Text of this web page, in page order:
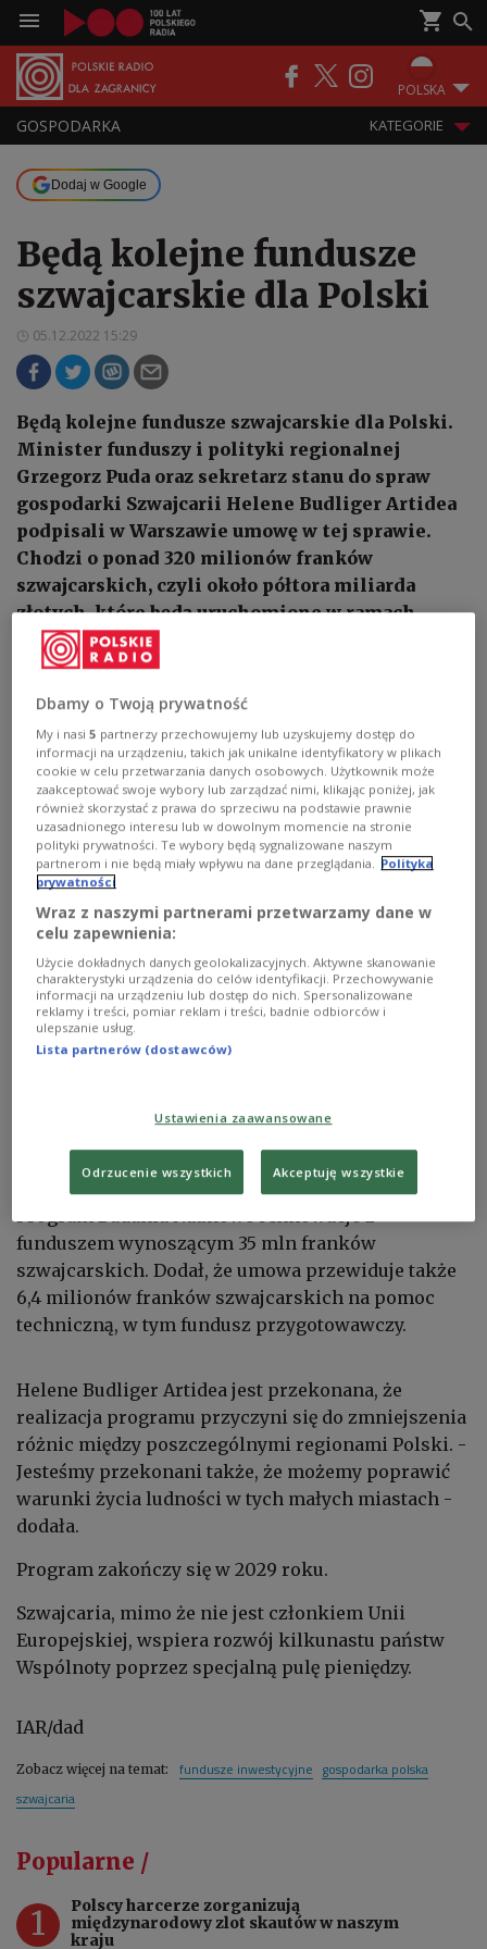
POLSKA
GOSPODARKA KATEGORIE
Dodaj w Google
Będą kolejne fundusze
szwajcarskie dla Polski
05.12.2022 15:29
Będą kolejne fundusze szwajcarskie dla Polski.
Minister funduszy i polityki regionalnej
Grzegorz Puda oraz sekretarz stanu do spraw
gospodarki Szwajcarii Helene Budliger Artidea
podpisali w Warszawie umowę w tej sprawie.
Chodzi o ponad 320 milionów franków
szwajcarskich, czyli około półtora miliarda
złotych, które będą uruchomione w ramach
kolejnej odsłony Szwajcarsko-Polskiego
Programu Współpracy.
Zdjęcie ilustracyjne. shutterstock, marekusz
Minister Puda powiedział, że wsparcie będzie
przede wszystkim kierowane do średnich miast,
milionów franków szwajcarskich, a drugi to
funduszem wynoszącym 35 mln franków
szwajcarskich. Dodał, że umowa przewiduje także
6,4 milionów franków szwajcarskich na pomoc
techniczną, w tym fundusz przygotowawczy.
Helene Budliger Artidea jest przekonana, że
realizacja programu przyczyni się do zmniejszenia
różnic między poszczególnymi regionami Polski. -
Jesteśmy przekonani także, że możemy poprawić
warunki życia ludności w tych małych miastach -
dodała.
Program zakończy się w 2029 roku.
Szwajcaria, mimo że nie jest członkiem Unii
Europejskiej, wspiera rozwój kilkunastu państw
Wspólnoty poprzez specjalną pulę pieniędzy.
IAR/dad
Zobacz więcej na temat: fundusze inwestycyjne gospodarka polska
szwajcaria
Popularne /
1
Polscy harcerze zorganizują
międzynarodowy zlot skautów w naszym
kraju
Dbamy o Twoją prywatność
My i nasi5 partnerzy przechowujemy lub uzyskujemy dostęp do
informacji na urządzeniu, takich jak unikalne identyfikatory w plikach
cookie w celu przetwarzania danych osobowych. Użytkownik może
zaakceptować swoje wybory lub zarządzać nimi, klikając poniżej, jak
również skorzystać z prawa do sprzeciwu na podstawie prawnie
uzasadnionego interesu lub w dowolnym momencie na stronie
polityki prywatności. Te wybory będą sygnalizowane naszym
partnerom i nie będą miały wpływu na dane przeglądania. Polityka
prywatności
Wraz z naszymi partnerami przetwarzamy dane w
celu zapewnienia:
Użycie dokładnych danych geolokalizacyjnych. Aktywne skanowanie
charakterystyki urządzenia do celów identyfikacji. Przechowywanie
informacji na urządzeniu lub dostęp do nich. Spersonalizowane
reklamy i treści, pomiar reklam i treści, badnie odbiorców i
ulepszanie usług.
Lista partnerów (dostawców)
Ustawienia zaawansowane
Odrzucenie wszystkich Akceptuję wszystkie